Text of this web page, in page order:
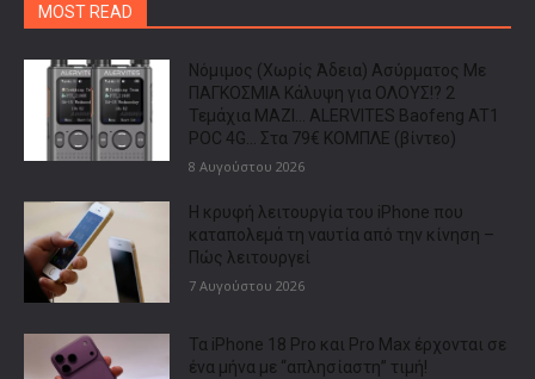
MOST READ
Νόμιμος (Χωρίς Άδεια) Ασύρματος Με
ΠΑΓΚΟΣΜΙΑ Κάλυψη για ΟΛΟΥΣ!? 2
Τεμάχια ΜΑΖΙ… ALERVITES Baofeng AT1
POC 4G… Στα 79€ ΚΟΜΠΛΕ (βίντεο)
8 Αυγούστου 2026
Η κρυφή λειτουργία του iPhone που
καταπολεμά τη ναυτία από την κίνηση –
Πώς λειτουργεί
7 Αυγούστου 2026
Τα iPhone 18 Pro και Pro Max έρχονται σε
ένα μήνα με “απλησίαστη” τιμή!